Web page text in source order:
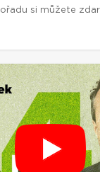
si můžete